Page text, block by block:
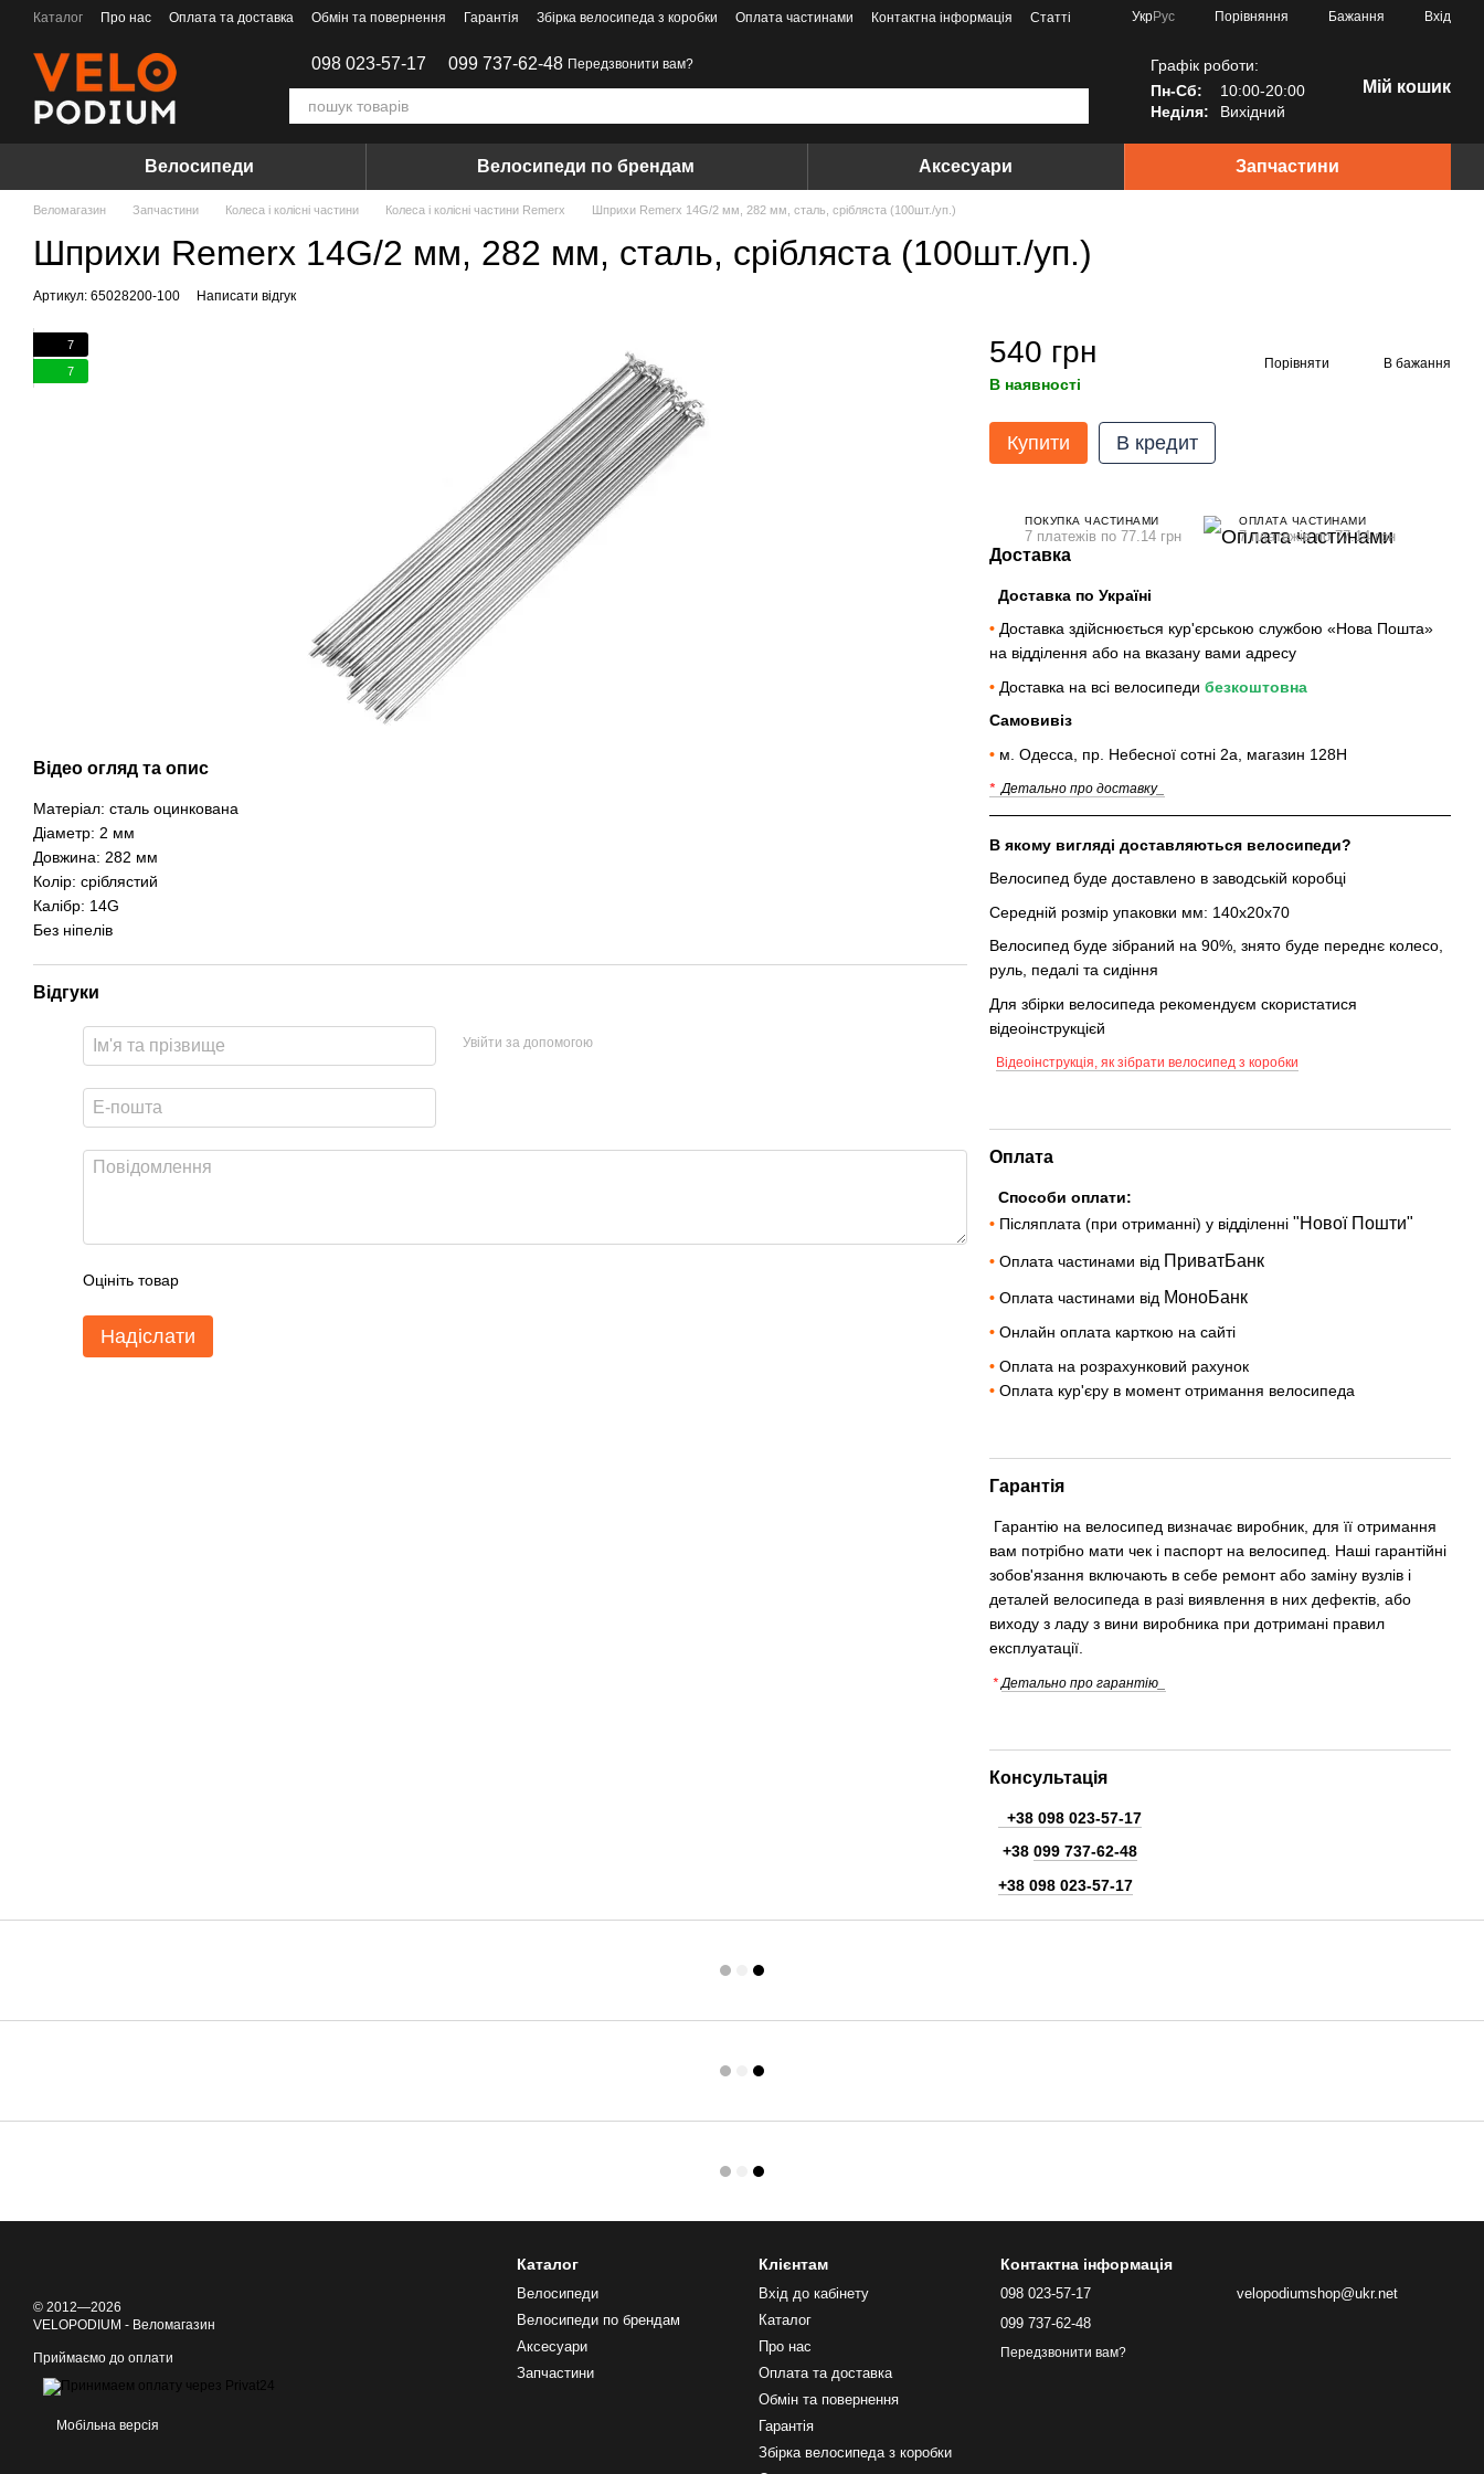
Перейти до основного контенту
Каталог Про нас Оплата та доставка Обмін та повернення Гарантія Збірка велосипеда з коробки Оплата частинами Контактна інформація
Статті
УкрРус Порівняння Бажання Вхід
098 023-57-17 099 737-62-48 Передзвонити вам?
Графік роботи:
Пн-Сб:
10:00-20:00
Неділя:
Вихідний
Мій кошик
Велосипеди Велосипеди по брендам Аксесуари Запчастини
Веломагазин Запчастини Колеса і колісні частини Колеса і колісні частини Remerx Шприхи Remerx 14G/2 мм, 282 мм, сталь, срібляста (100шт./уп.)
Шприхи Remerx 14G/2 мм, 282 мм, сталь, срібляста (100шт./уп.)
Артикул: 65028200-100 Написати відгук
7
7
Відео огляд та опис
Матеріал: сталь оцинкована
Діаметр: 2 мм
Довжина: 282 мм
Колір: сріблястий
Калібр: 14G
Без ніпелів
Відгуки
Увійти за допомогою
Оцініть товар
Надіслати
540 грн
В наявності
Порівняти В бажання
Купити В кредит
ПОКУПКА ЧАСТИНАМИ
7 платежів по 77.14 грн
ОПЛАТА ЧАСТИНАМИ
7 платежів по 77.14 грн
Доставка
Доставка по Україні
• Доставка здійснюється кур'єрською службою «Нова Пошта»
на відділення або на вказану вами адресу
• Доставка на всі велосипеди безкоштовна
Самовивіз
• м. Одесса, пр. Небесної сотні 2а, магазин 128Н
* Детально про доставку_
В якому вигляді доставляються велосипеди?
Велосипед буде доставлено в заводській коробці
Середній розмір упаковки мм: 140х20х70
Велосипед буде зібраний на 90%, знято буде переднє колесо,
руль, педалі та сидіння
Для збірки велосипеда рекомендуєм скористатися
відеоінструкцієй
Відеоінструкція, як зібрати велосипед з коробки
Оплата
Способи оплати:
• Післяплата (при отриманні) у відділенні "Нової Пошти"
• Оплата частинами від ПриватБанк
• Оплата частинами від МоноБанк
• Онлайн оплата карткою на сайті
• Оплата на розрахунковий рахунок
• Оплата кур'єру в момент отримання велосипеда
Гарантія
Гарантію на велосипед визначає виробник, для її отримання
вам потрібно мати чек і паспорт на велосипед. Наші гарантійні
зобов'язання включають в себе ремонт або заміну вузлів і
деталей велосипеда в разі виявлення в них дефектів, або
виходу з ладу з вини виробника при дотримані правил
експлуатації.
* Детально про гарантію_
Консультація
+38 098 023-57-17
+38 099 737-62-48
+38 098 023-57-17
© 2012—2026
VELOPODIUM - Веломагазин
Приймаємо до оплати
Мобільна версія
Каталог
Велосипеди
Велосипеди по брендам
Аксесуари
Запчастини
Клієнтам
Вхід до кабінету
Каталог
Про нас
Оплата та доставка
Обмін та повернення
Гарантія
Збірка велосипеда з коробки
Контактна інформація
098 023-57-17
099 737-62-48
Передзвонити вам?
velopodiumshop@ukr.net